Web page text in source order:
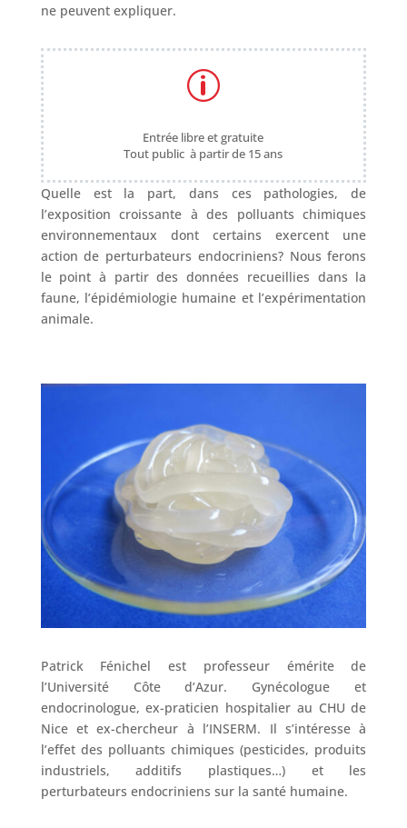
ne peuvent expliquer.
p
Entrée libre et gratuite
Tout public à partir de 15 ans
Quelle est la part, dans ces pathologies, de
l’exposition croissante à des polluants chimiques
environnementaux dont certains exercent une
action de perturbateurs endocriniens? Nous ferons
le point à partir des données recueillies dans la
faune, l’épidémiologie humaine et l’expérimentation
animale.
Patrick Fénichel est professeur émérite de
l’Université Côte d’Azur. Gynécologue et
endocrinologue, ex-praticien hospitalier au CHU de
Nice et ex-chercheur à l’INSERM. Il s’intéresse à
l’effet des polluants chimiques (pesticides, produits
industriels, additifs plastiques…) et les
perturbateurs endocriniens sur la santé humaine.